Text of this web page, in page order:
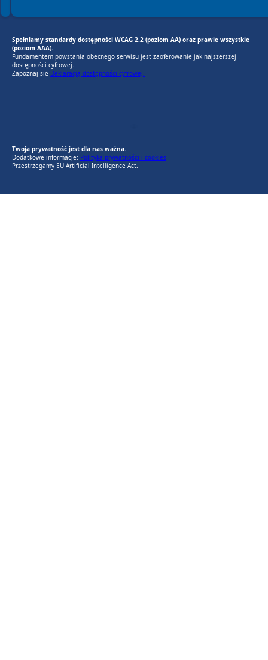
Spełniamy standardy dostępności WCAG 2.2 (poziom AA) oraz prawie wszystkie
(poziom AAA).
Fundamentem powstania obecnego serwisu jest zaoferowanie jak najszerszej
dostępności cyfrowej.
Zapoznaj się Deklaracją dostępności cyfrowej.
Twoja prywatność jest dla nas ważna.
Dodatkowe informacje: Polityka prywatności i cookies
Przestrzegamy EU Artificial Intelligence Act.